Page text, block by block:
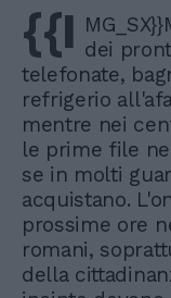
{{I dei
telefonate,
refrigerio
mentre nei
le prime file
se in molti
acquistano.
prossime ore
romani,
della